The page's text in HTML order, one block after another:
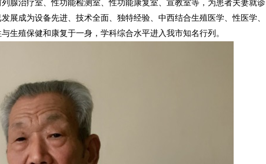
腺治疗室、性功能检测室、性功能康复室、宣教室等，为患者夫妻就诊
展成为设备先进、技术全面、独特经验、中西结合生殖医学、性医学、
生殖保健和康复于一身，学科综合水平进入我市知名行列。